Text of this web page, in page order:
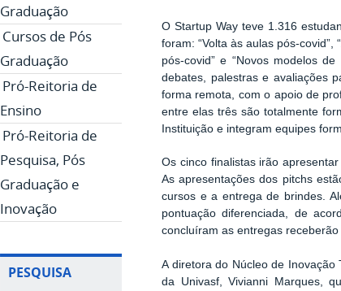
Graduação
Cursos de Pós
Graduação
Pró-Reitoria de
Ensino
Pró-Reitoria de
Pesquisa, Pós
Graduação e
Inovação
PESQUISA
O Startup Way teve 1.316
foram: “Volta às aulas pós-
pós-covid” e “Novos modelos
debates, palestras e avaliações
forma remota, com o apoio de
entre elas três são totalmente
Instituição e integram equipes
Os cinco finalistas irão
As apresentações dos pitchs
cursos e a entrega de brindes.
pontuação diferenciada, de
concluíram as entregas
A diretora do Núcleo de Inovação
da Univasf, Vivianni Marques,